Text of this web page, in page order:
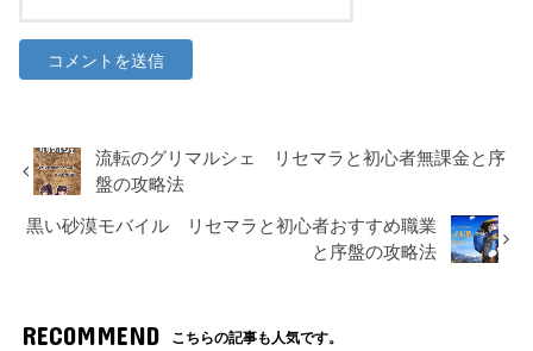
流転のグリマルシェ リセマラと初心者無課金と序
盤の攻略法
黒い砂漠モバイル リセマラと初心者おすすめ職業
と序盤の攻略法
RECOMMEND こちらの記事も人気です。